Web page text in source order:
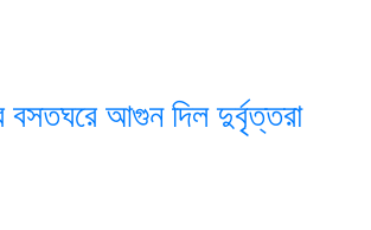
আগুন দিল দুর্বৃত্তরা